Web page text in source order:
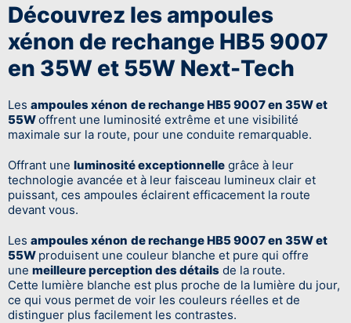
Découvrez lesampoules
xénon de rechange HB5 9007
en 35W et 55W Next-Tech
Les ampoules xénon de rechange HB5 9007 en 35W et
55Woffrent une luminosité extrême et une visibilité
maximale sur la route, pour une conduite remarquable.
Offrant une luminosité exceptionnelle grâce à leur
technologie avancée et à leur faisceau lumineux clair et
puissant, ces ampoules éclairent efficacement la route
devant vous.
Les ampoules xénon de rechange HB5 9007 en 35W et
55W produisent une couleur blanche et pure qui offre
une meilleure perception des détails de la route.
Cette lumière blanche est plus proche de la lumière du jour,
ce qui vous permet de voir les couleurs réelles et de
distinguer plus facilement les contrastes.